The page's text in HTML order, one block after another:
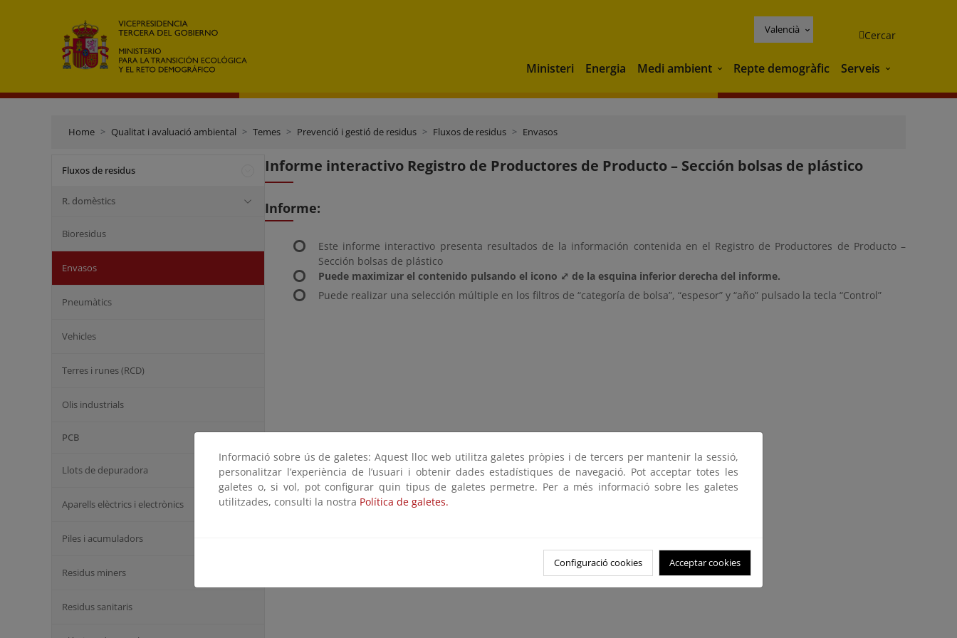
Valencià Cercar
Ministeri Energia Medi ambient Medi ambient
Repte demogràfic Serveis Serveis
Home Qualitat i avaluació ambiental Temes Prevenció i gestió de residus Fluxos de residus Envasos
Fluxos de residus
R. domèstics
Bioresidus
Envasos
Pneumàtics
Vehicles
Terres i runes (RCD)
Olis industrials
PCB
Llots de depuradora
Aparells elèctrics i electrònics
Piles i acumuladors
Residus miners
Residus sanitaris
Informe interactivo Registro de Productores de Producto – Sección bolsas de plástico
Informe:
Este informe interactivo presenta resultados de la información contenida en el Registro de Productores de Producto –
Sección bolsas de plástico
Puede maximizar el contenido pulsando el icono ⤢ de la esquina inferior derecha del informe.
Puede realizar una selección múltiple en los filtros de “categoría de bolsa”, “espesor” y “año” pulsado la tecla “Control”
Informació sobre ús de galetes: Aquest lloc web utilitza galetes pròpies i de tercers per mantenir la sessió,
personalitzar l’experiència de l’usuari i obtenir dades estadístiques de navegació. Pot acceptar totes les
galetes o, si vol, pot configurar quin tipus de galetes permetre. Per a més informació sobre les galetes
utilitzades, consulti la nostra Política de galetes.
Configuració cookies Acceptar cookies